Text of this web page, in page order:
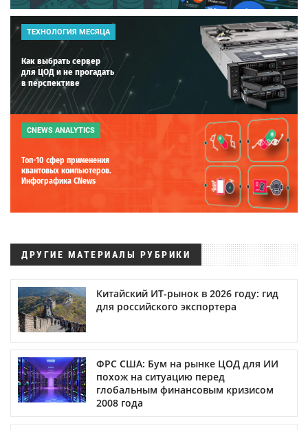
ТЕХНОЛОГИЯ МЕСЯЦА
Как выбрать сервер
для ЦОД и не прогадать
в перспективе
CNEWS ANALYTICS
Топ-10 сфер применения
квантовых компьютеров.
Инфографика CNews
ДРУГИЕ МАТЕРИАЛЫ РУБРИКИ
Китайский ИТ-рынок в 2026 году: гид
для российского экспортера
ФРС США: Бум на рынке ЦОД для ИИ
похож на ситуацию перед
глобальным финансовым кризисом
2008 года